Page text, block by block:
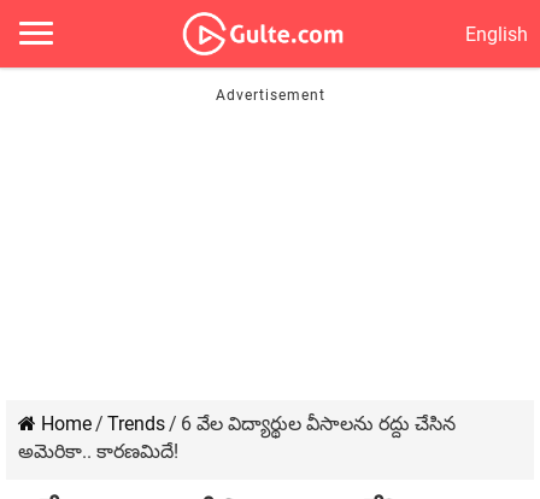
English
Home/ Trends/ 6 వేల విద్యార్థుల వీసాలను రద్దు చేసిన
అమెరికా.. కారణమిదే!